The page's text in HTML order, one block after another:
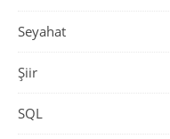
Seyahat
Şiir
SQL